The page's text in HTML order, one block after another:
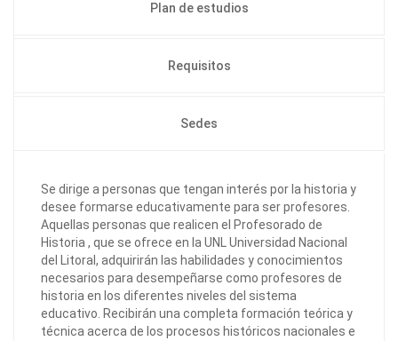
Plan de estudios
Requisitos
Sedes
Se dirige a personas que tengan interés por la historia y
desee formarse educativamente para ser profesores.
Aquellas personas que realicen el Profesorado de
Historia , que se ofrece en la UNL Universidad Nacional
del Litoral, adquirirán las habilidades y conocimientos
necesarios para desempeñarse como profesores de
historia en los diferentes niveles del sistema
educativo. Recibirán una completa formación teórica y
técnica acerca de los procesos históricos nacionales e